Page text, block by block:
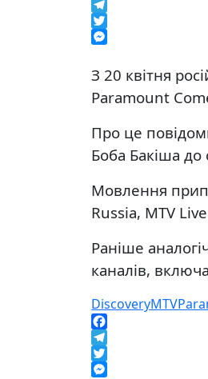
Facebook
Telegram
Twitter
З 20 квітня
Paramount
Про це
Боба Бакіша до
Мовлення
Russia, MTV
Раніше
каналів,
DiscoveryMTV
Facebook
Telegram
Twitter